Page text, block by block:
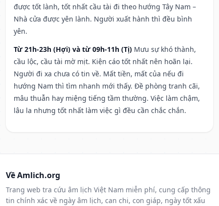
được tốt lành, tốt nhất cầu tài đi theo hướng Tây Nam –
Nhà cửa được yên lành. Người xuất hành thì đều bình
yên.
Từ 21h-23h (Hợi) và từ 09h-11h (Tị) Mưu sự khó thành,
cầu lộc, cầu tài mờ mịt. Kiện cáo tốt nhất nên hoãn lại.
Người đi xa chưa có tin về. Mất tiền, mất của nếu đi
hướng Nam thì tìm nhanh mới thấy. Đề phòng tranh cãi,
mâu thuẫn hay miệng tiếng tầm thường. Việc làm chậm,
lâu la nhưng tốt nhất làm việc gì đều cần chắc chắn.
Về Amlich.org
Trang web tra cứu âm lịch Việt Nam miễn phí, cung cấp thông
tin chính xác về ngày âm lịch, can chi, con giáp, ngày tốt xấu